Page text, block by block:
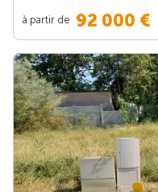
à partir de 92 000 €